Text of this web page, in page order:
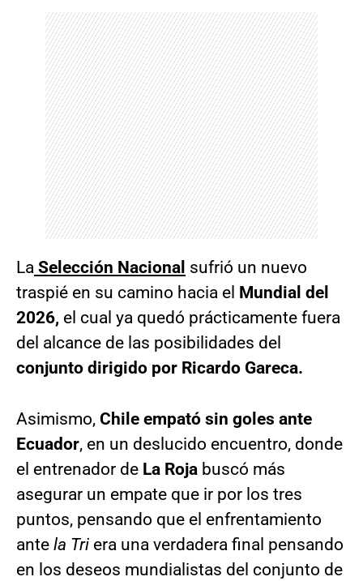
La Selección Nacional sufrió un nuevo
traspié en su camino hacia el Mundial del
2026, el cual ya quedó prácticamente fuera
del alcance de las posibilidades del
conjunto dirigido por Ricardo Gareca.
Asimismo, Chile empató sin goles ante
Ecuador, en un deslucido encuentro, donde
el entrenador de La Roja buscó más
asegurar un empate que ir por los tres
puntos, pensando que el enfrentamiento
ante la Tri era una verdadera final pensando
en los deseos mundialistas del conjunto de